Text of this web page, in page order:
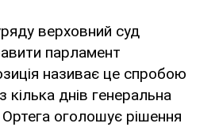
верховний суд
парламент
називає це спробою
днів генеральна
оголошує рішення